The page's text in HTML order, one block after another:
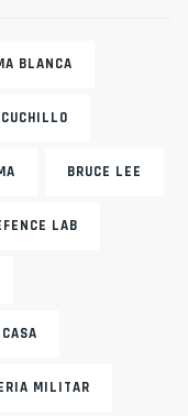
BLANCA
BRUCE LEE
LAB
MILITAR